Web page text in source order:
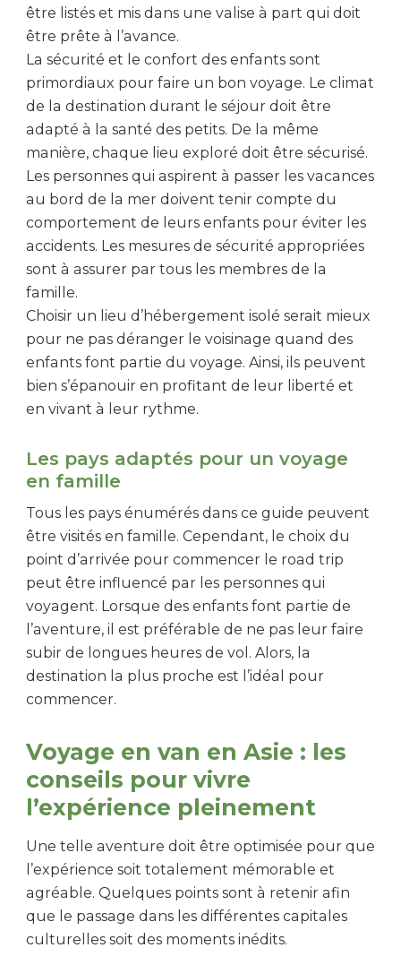
être listés et mis dans une valise à part qui doit
être prête à l’avance.
La sécurité et le confort des enfants sont
primordiaux pour faire un bon voyage. Le climat
de la destination durant le séjour doit être
adapté à la santé des petits. De la même
manière, chaque lieu exploré doit être sécurisé.
Les personnes qui aspirent à passer les vacances
au bord de la mer doivent tenir compte du
comportement de leurs enfants pour éviter les
accidents. Les mesures de sécurité appropriées
sont à assurer par tous les membres de la
famille.
Choisir un lieu d’hébergement isolé serait mieux
pour ne pas déranger le voisinage quand des
enfants font partie du voyage. Ainsi, ils peuvent
bien s’épanouir en profitant de leur liberté et
en vivant à leur rythme.
Les pays adaptés pour un voyage
en famille
Tous les pays énumérés dans ce guide peuvent
être visités en famille. Cependant, le choix du
point d’arrivée pour commencer le road trip
peut être influencé par les personnes qui
voyagent. Lorsque des enfants font partie de
l’aventure, il est préférable de ne pas leur faire
subir de longues heures de vol. Alors, la
destination la plus proche est l’idéal pour
commencer.
Voyage en van en Asie : les
conseils pour vivre
l’expérience pleinement
Une telle aventure doit être optimisée pour que
l’expérience soit totalement mémorable et
agréable. Quelques points sont à retenir afin
que le passage dans les différentes capitales
culturelles soit des moments inédits.